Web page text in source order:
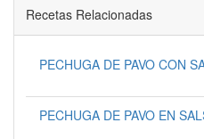
Recetas Relacionadas
PECHUGA DE PAVO CON
PECHUGA DE PAVO EN